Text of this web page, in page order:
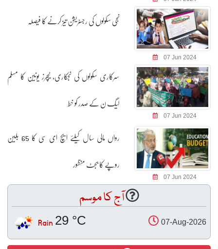
07 Jun 2024
نجی سکولوں کی رجسٹریشن تیز کرنے کا فیصلہ
07 Jun 2024
سرکاری سکولوں کی نجکاری، ٹیچرز یونین کا مسلم
لیگ ن کے صدر کو خط
07 Jun 2024
رواں مالی سال کیلئے ایچ ای سی کا 65 بلین
روپے کا بجٹ منظور
آج کا موسم
07-Aug-2026
29 °C
Rain